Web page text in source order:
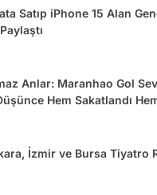
Satıp iPhone 15 Alan
Anlar: Maranhao Gol
Hem Sakatlandı
İzmir ve Bursa Tiyatro